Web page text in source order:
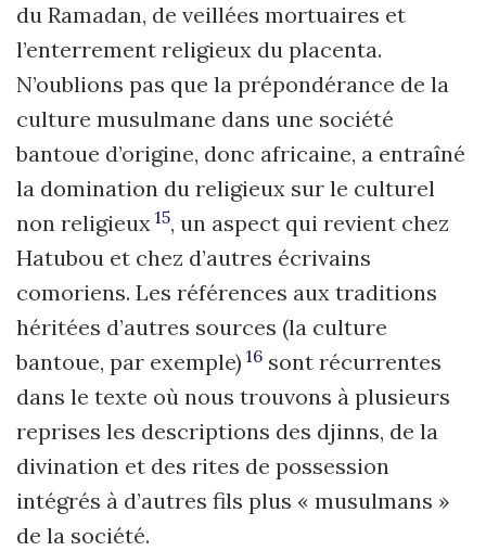
du Ramadan, de veillées mortuaires et
l’enterrement religieux du placenta.
N’oublions pas que la prépondérance de la
culture musulmane dans une société
bantoue d’origine, donc africaine, a entraîné
la domination du religieux sur le culturel
non religieux 15, un aspect qui revient chez
Hatubou et chez d’autres écrivains
comoriens. Les références aux traditions
héritées d’autres sources (la culture
bantoue, par exemple) 16 sont récurrentes
dans le texte où nous trouvons à plusieurs
reprises les descriptions des djinns, de la
divination et des rites de possession
intégrés à d’autres fils plus « musulmans »
de la société.